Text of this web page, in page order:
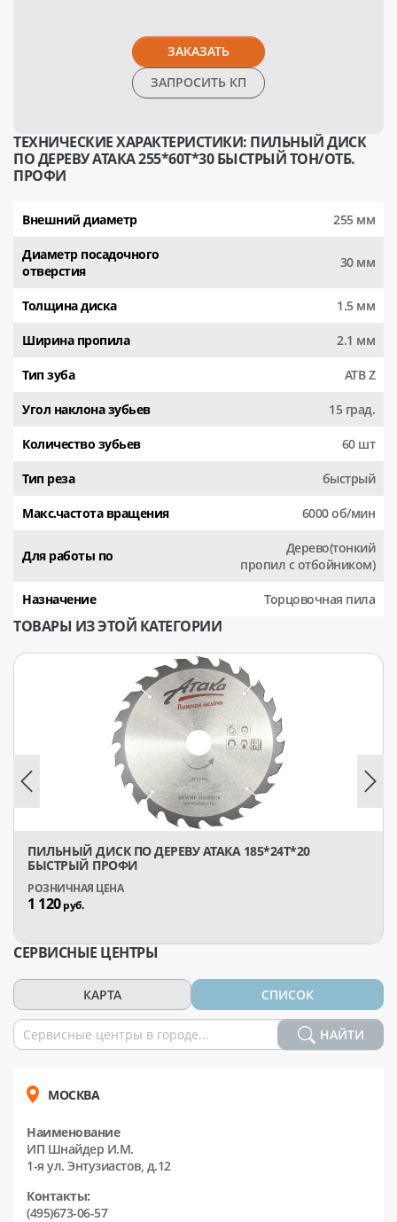
ЗАКАЗАТЬ
ЗАПРОСИТЬ КП
ТЕХНИЧЕСКИЕ ХАРАКТЕРИСТИКИ: ПИЛЬНЫЙ ДИСК
ПО ДЕРЕВУ АТАКА 255*60T*30 БЫСТРЫЙ ТОН/ОТБ.
ПРОФИ
Внешний диаметр 255 мм
Диаметр посадочного
отверстия
30 мм
Толщина диска 1.5 мм
Ширина пропила 2.1 мм
Тип зуба АТВ Z
Угол наклона зубьев 15 град.
Количество зубьев 60 шт
Тип реза быстрый
Макс.частота вращения 6000 об/мин
Для работы по
Дерево(тонкий
пропил с отбойником)
Назначение Торцовочная пила
ТОВАРЫ ИЗ ЭТОЙ КАТЕГОРИИ
ПИЛЬНЫЙ ДИСК ПО ДЕРЕВУ АТАКА 185*24T*20
БЫСТРЫЙ ПРОФИ
1 120руб.
СЕРВИСНЫЕ ЦЕНТРЫ
КАРТА СПИСОК
НАЙТИ
МОСКВА
Наименование
ИП Шнайдер И.М.
1-я ул. Энтузиастов, д.12
Контакты:
(495)673-06-57